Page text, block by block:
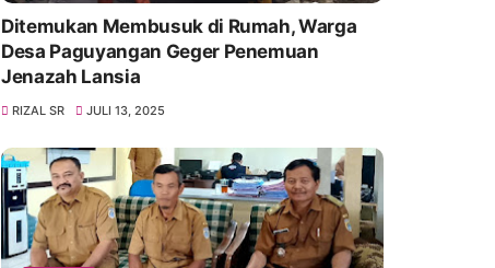
Ditemukan Membusuk di Rumah, Warga
Desa Paguyangan Geger Penemuan
Jenazah Lansia
RIZAL SR JULI 13, 2025